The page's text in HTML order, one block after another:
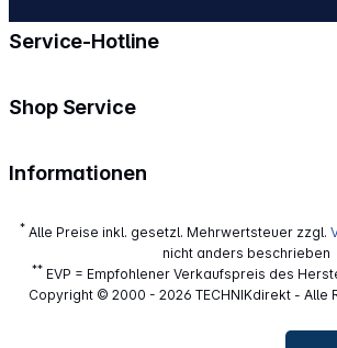
Service-Hotline
Shop Service
Informationen
* Alle Preise inkl. gesetzl. Mehrwertsteuer zzgl.
nicht anders beschrieben
**EVP = Empfohlener Verkaufspreis des
Copyright © 2000 - 2026 TECHNIKdirekt - Alle